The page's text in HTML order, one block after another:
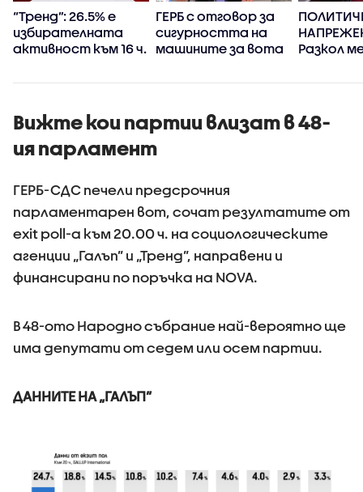
“Тренд”: 26.5% е
избирателната
активност към 16 ч.
ГЕРБ с отговор за
сигурността на
машините за вота
Разкол
на 48-ия
Вижте кои партии влизат в 48-
ия парламент
ГЕРБ-СДС печели предсрочния
парламентарен вот, сочат резултатите от
exit poll-а към 20.00 ч. на социологическите
агенции „Галъп” и „Тренд”, направени и
финансирани по поръчка на NOVA.
В 48-ото Народно събрание най-вероятно ще
има депутати от седем или осем партии.
ДАННИТЕ НА „ГАЛЪП”